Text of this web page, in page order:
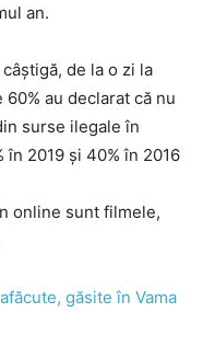
an.
de la o zi la
au declarat că nu
surse ilegale în
în 2019 și 40% în 2016
online sunt filmele,
găsite în Vama